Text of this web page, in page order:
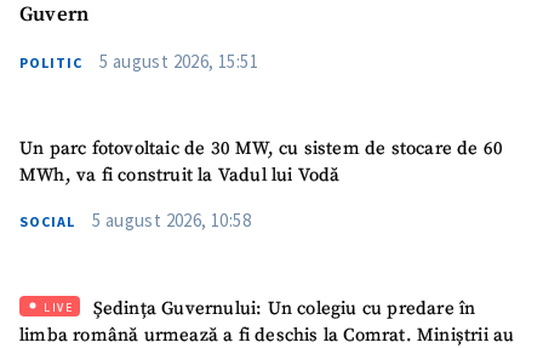
SUSȚINE
Guvern
POLITIC 5 august 2026, 15:51
Un parc fotovoltaic de 30 MW, cu sistem de stocare de 60
MWh, va fi construit la Vadul lui Vodă
SOCIAL 5 august 2026, 10:58
LIVE
Ședința Guvernului: Un colegiu cu predare în
limba română urmează a fi deschis la Comrat. Miniștrii au